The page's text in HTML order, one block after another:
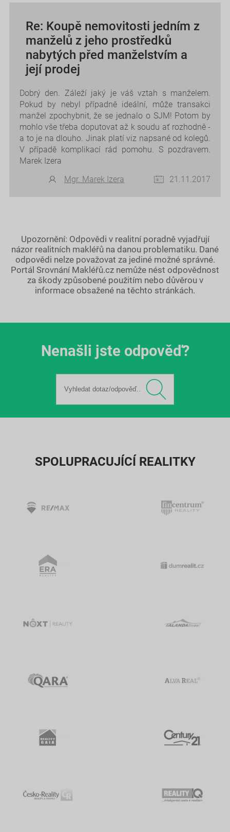
Re: Koupě nemovitosti jedním z
manželů z jeho prostředků
nabytých před manželstvím a
její prodej
Dobrý den. Záleží jaký je váš vztah s manželem.
Pokud by nebyl případně ideální, může transakci
manžel zpochybnit, že se jednalo o SJM! Potom by
mohlo vše třeba doputovat až k soudu ať rozhodně -
a to je na dlouho. Jinak platí viz napsané od kolegů.
V případě komplikací rád pomohu. S pozdravem.
Marek Izera
Mgr. Marek Izera
21.11.2017
Upozornění: Odpovědi v realitní poradně vyjadřují
názor realitních makléřů na danou problematiku. Dané
odpovědi nelze považovat za jediné možné správné.
Portál Srovnání Makléřů.cz nemůže nést odpovědnost
za škody způsobené použitím nebo důvěrou v
informace obsažené na těchto stránkách.
Nenašli jste odpověď?
SPOLUPRACUJÍCÍ REALITKY